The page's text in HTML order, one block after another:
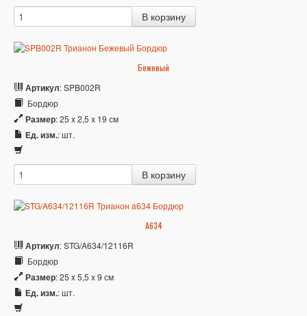
Бежевый
Артикул: SPB002R
Бордюр
Размер: 25 x 2,5 x 19 см
Ед. изм.: шт.
A634
Артикул: STG/A634/12116R
Бордюр
Размер: 25 x 5,5 x 9 см
Ед. изм.: шт.